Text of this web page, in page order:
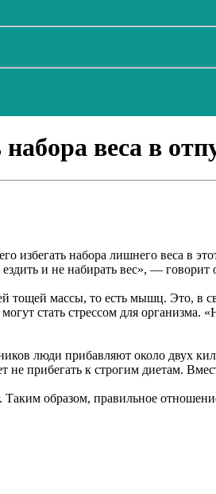
веса в
набора лишнего веса в
и не набирать вес», — говорит
тощей массы, то есть мышц. Это, в
стать стрессом для
люди прибавляют около двух
прибегать к строгим диетам.
образом, правильное